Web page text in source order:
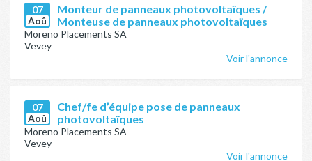
07
Aoû
Monteur de panneaux photovoltaïques /
Monteuse de panneaux photovoltaïques
Moreno Placements SA
Vevey
Voir l'annonce
07
Aoû
Chef/fe d’équipe pose de panneaux
photovoltaïques
Moreno Placements SA
Vevey
Voir l'annonce